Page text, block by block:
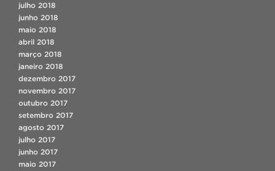
julho 2018
junho 2018
maio 2018
abril 2018
março 2018
janeiro 2018
dezembro 2017
novembro 2017
outubro 2017
setembro 2017
agosto 2017
julho 2017
junho 2017
maio 2017